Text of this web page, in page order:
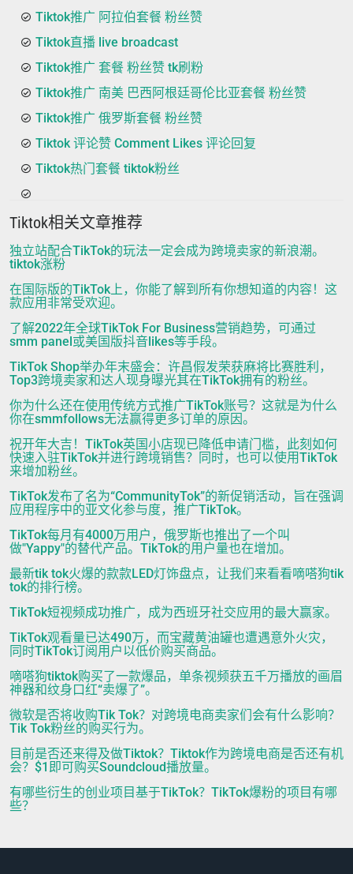
Tiktok推广 阿拉伯套餐 粉丝赞
Tiktok直播 live broadcast
Tiktok推广 套餐 粉丝赞 tk刷粉
Tiktok推广 南美 巴西阿根廷哥伦比亚套餐 粉丝赞
Tiktok推广 俄罗斯套餐 粉丝赞
Tiktok 评论赞 Comment Likes 评论回复
Tiktok热门套餐 tiktok粉丝
Tiktok相关文章推荐
独立站配合TikTok的玩法一定会成为跨境卖家的新浪潮。
tiktok涨粉
在国际版的TikTok上，你能了解到所有你想知道的内容！这
款应用非常受欢迎。
了解2022年全球TikTok For Business营销趋势，可通过
smm panel或美国版抖音likes等手段。
TikTok Shop举办年末盛会：许昌假发荣获麻将比赛胜利，
Top3跨境卖家和达人现身曝光其在TikTok拥有的粉丝。
你为什么还在使用传统方式推广TikTok账号？这就是为什么
你在smmfollows无法赢得更多订单的原因。
祝开年大吉！TikTok英国小店现已降低申请门槛，此刻如何
快速入驻TikTok并进行跨境销售？同时，也可以使用TikTok
来增加粉丝。
TikTok发布了名为“CommunityTok”的新促销活动，旨在强调
应用程序中的亚文化参与度，推广TikTok。
TikTok每月有4000万用户，俄罗斯也推出了一个叫
做"Yappy"的替代产品。TikTok的用户量也在增加。
最新tik tok火爆的款款LED灯饰盘点，让我们来看看嘀嗒狗tik
tok的排行榜。
TikTok短视频成功推广，成为西班牙社交应用的最大赢家。
TikTok观看量已达490万，而宝藏黄油罐也遭遇意外火灾，
同时TikTok订阅用户以低价购买商品。
嘀嗒狗tiktok购买了一款爆品，单条视频获五千万播放的画眉
神器和纹身口红“卖爆了”。
微软是否将收购Tik Tok？对跨境电商卖家们会有什么影响？
Tik Tok粉丝的购买行为。
目前是否还来得及做Tiktok？Tiktok作为跨境电商是否还有机
会？$1即可购买Soundcloud播放量。
有哪些衍生的创业项目基于TikTok？TikTok爆粉的项目有哪
些？